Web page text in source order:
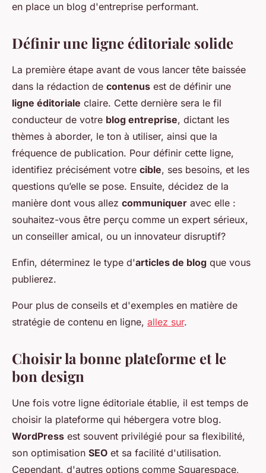
en place un blog d'entreprise performant.
Définir une ligne éditoriale solide
La première étape avant de vous lancer tête baissée
dans la rédaction de contenus est de définir une
ligne éditoriale claire. Cette dernière sera le fil
conducteur de votre blog entreprise, dictant les
thèmes à aborder, le ton à utiliser, ainsi que la
fréquence de publication. Pour définir cette ligne,
identifiez précisément votre cible, ses besoins, et les
questions qu’elle se pose. Ensuite, décidez de la
manière dont vous allez communiquer avec elle :
souhaitez-vous être perçu comme un expert sérieux,
un conseiller amical, ou un innovateur disruptif?
Enfin, déterminez le type d'articles de blog que vous
publierez.
Pour plus de conseils et d'exemples en matière de
stratégie de contenu en ligne, allez sur.
Choisir la bonne plateforme et le
bon design
Une fois votre ligne éditoriale établie, il est temps de
choisir la plateforme qui hébergera votre blog.
WordPress est souvent privilégié pour sa flexibilité,
son optimisation SEO et sa facilité d'utilisation.
Cependant, d'autres options comme Squarespace,